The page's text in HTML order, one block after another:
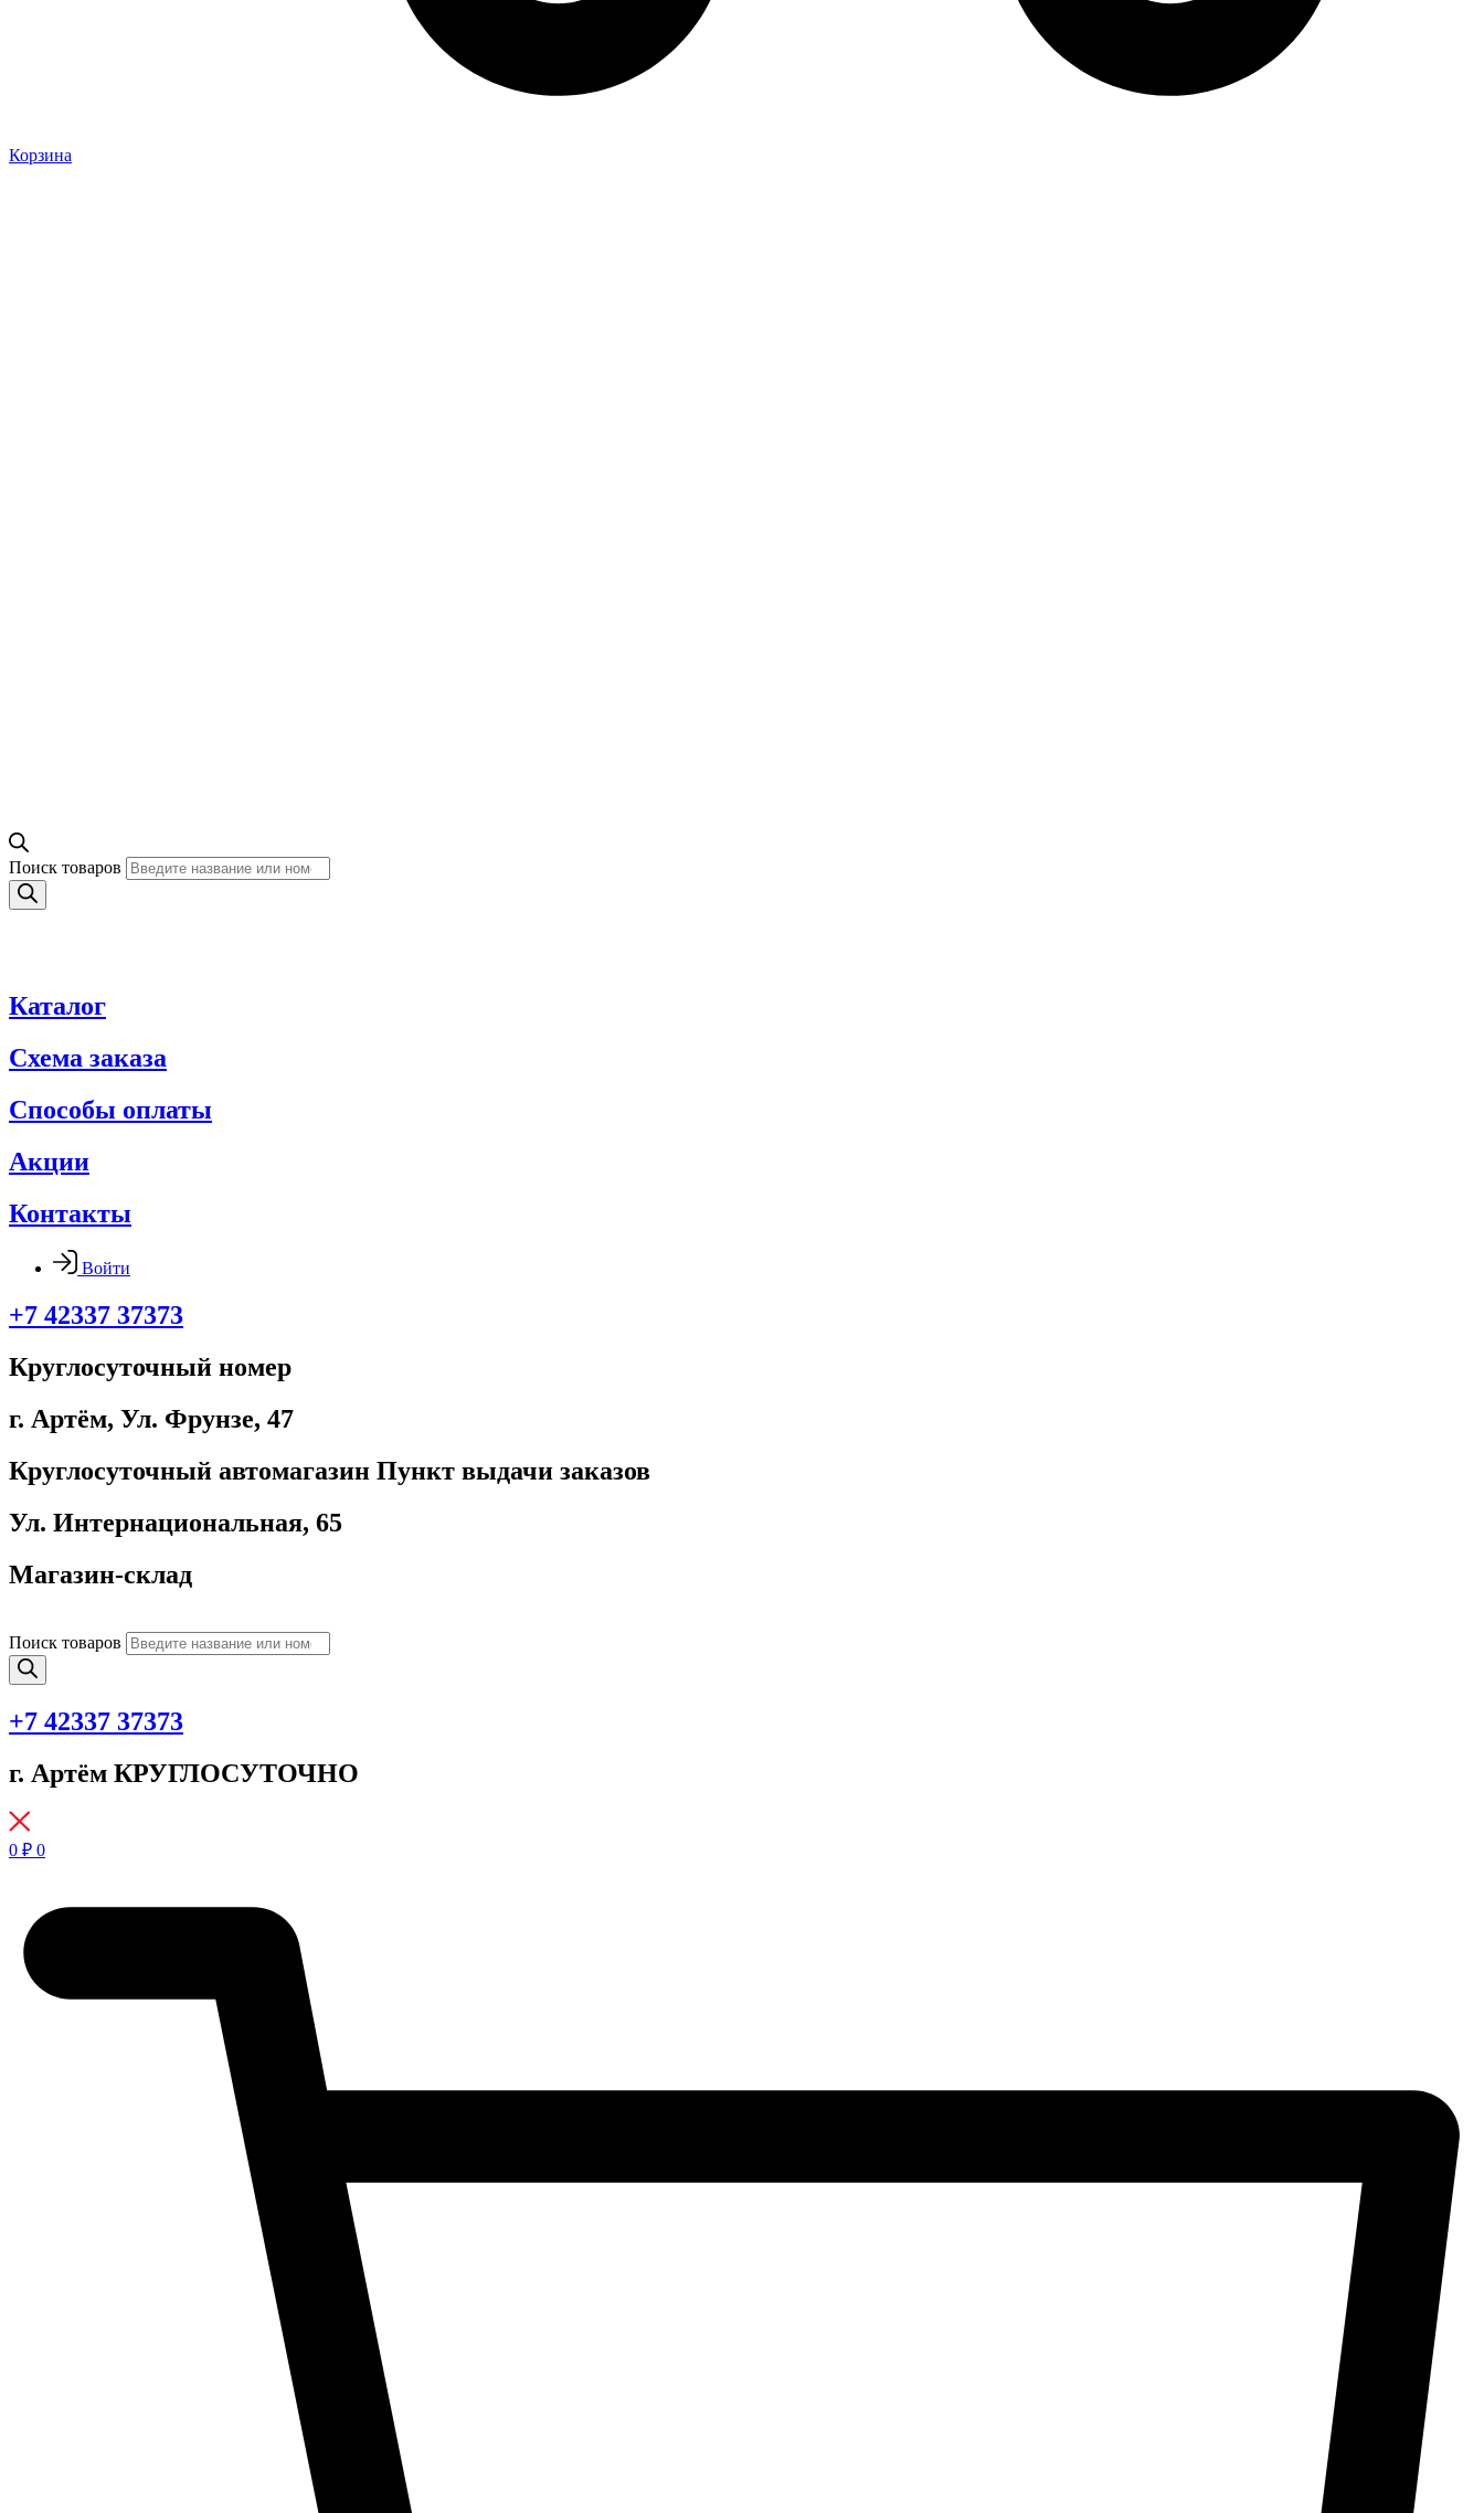
Корзина
Поиск товаров
Каталог
Схема заказа
Способы оплаты
Акции
Контакты
Войти
+7 42337 37373
Круглосуточный номер
г. Артём, ​Ул. Фрунзе, 47
Круглосуточный автомагазин Пункт выдачи заказов
Ул. Интернациональная, 65
Магазин-склад
Поиск товаров
+7 42337 37373
г. Артём КРУГЛОСУТОЧНО
0 ₽ 0